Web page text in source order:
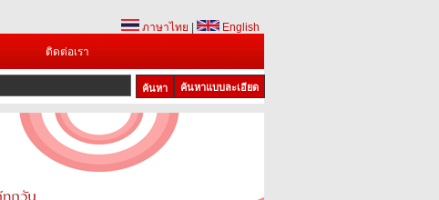
ภาษาไทย
English
ติดต่อเรา
ค้นหาแบบละเอียด